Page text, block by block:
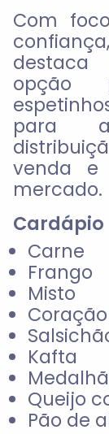
Com
opção
para
venda e
mercado.
Cardápio
Carne
Frango
Misto
Coração
Kafta
Queijo
Pão de